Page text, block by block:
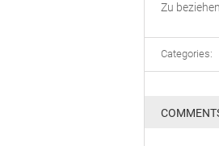
Zu
Categories: